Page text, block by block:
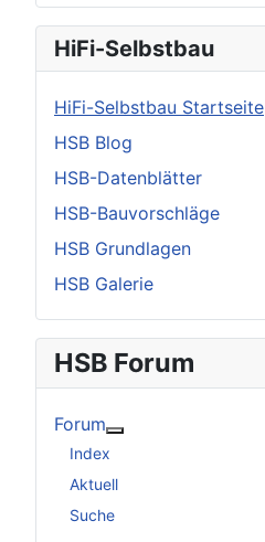
HiFi-Selbstbau
HiFi-Selbstbau Startseite
HSB Blog
HSB-Datenblätter
HSB-Bauvorschläge
HSB Grundlagen
HSB Galerie
HSB Forum
Forum
Index
Aktuell
Suche